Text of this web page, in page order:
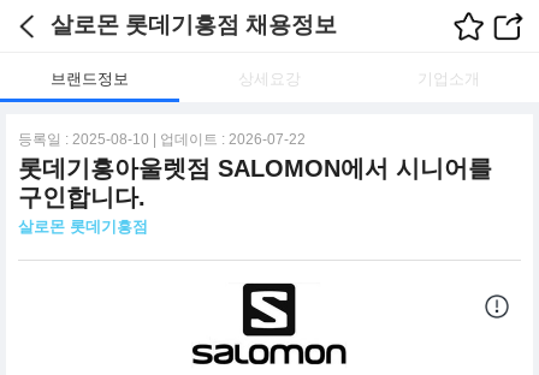
살로몬 롯데기흥점 채용정보
브랜드정보 상세요강 기업소개
등록일 : 2025-08-10 | 업데이트 : 2026-07-22
롯데기흥아울렛점 SALOMON에서 시니어를
구인합니다.
살로몬 롯데기흥점